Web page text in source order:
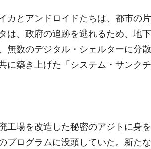
カとアンドロイドたちは、都市の
は、政府の追跡を逃れるため、地
無数のデジタル・シェルターに分
に築き上げた「システム・サンク
工場を改造した秘密のアジトに身
プログラムに没頭していた。新た